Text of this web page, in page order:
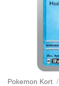
Pokemon Kort /